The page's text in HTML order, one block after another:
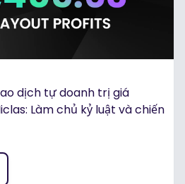
dịch tự doanh trị giá
Làm chủ kỷ luật và chiến